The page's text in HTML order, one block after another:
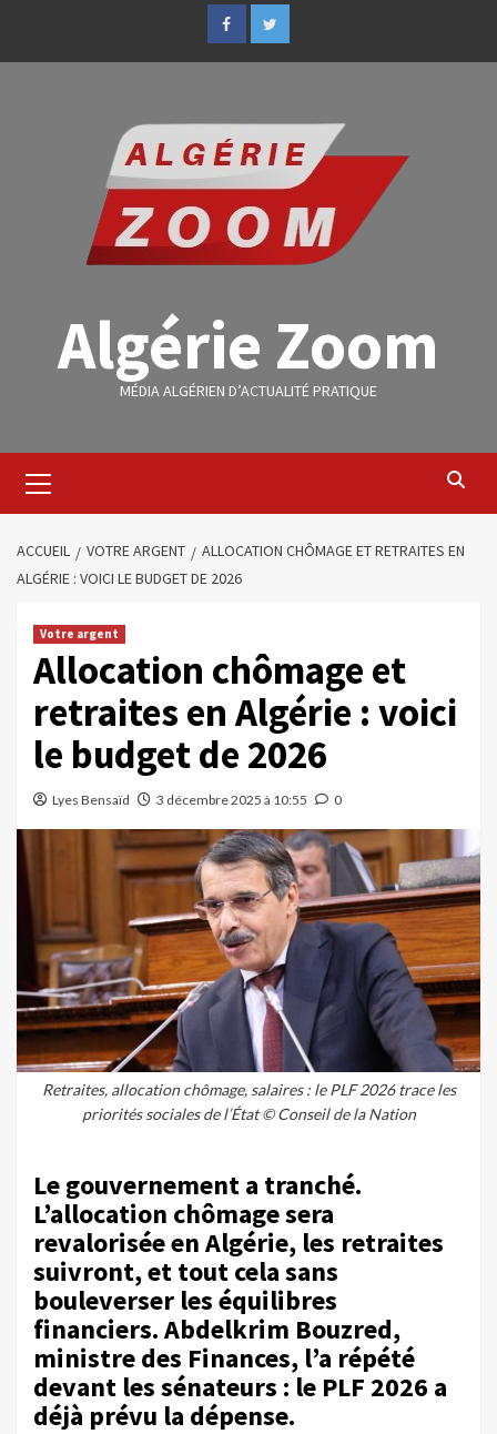
Algérie Zoom
MÉDIA ALGÉRIEN D’ACTUALITÉ PRATIQUE
ACCUEIL VOTRE ARGENT
ALLOCATION CHÔMAGE ET RETRAITES EN
ALGÉRIE : VOICI LE BUDGET DE 2026
Votre argent
Allocation chômage et
retraites en Algérie : voici
le budget de 2026
Lyes Bensaïd 3 décembre 2025 à 10:55 0
Retraites, allocation chômage, salaires : le PLF 2026 trace les
priorités sociales de l’État © Conseil de la Nation
Le gouvernement a tranché.
L’allocation chômage sera
revalorisée en Algérie, les retraites
suivront, et tout cela sans
bouleverser les équilibres
financiers. Abdelkrim Bouzred,
ministre des Finances, l’a répété
devant les sénateurs : le PLF 2026 a
déjà prévu la dépense.